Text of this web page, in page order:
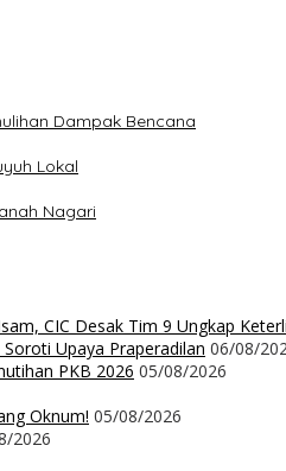
Dampak Bencana
Lokal
Nagari
CIC Desak Tim 9 Ungkap
Upaya Praperadilan 06/08/
PKB 2026 05/08/2026
Oknum! 05/08/2026
2026